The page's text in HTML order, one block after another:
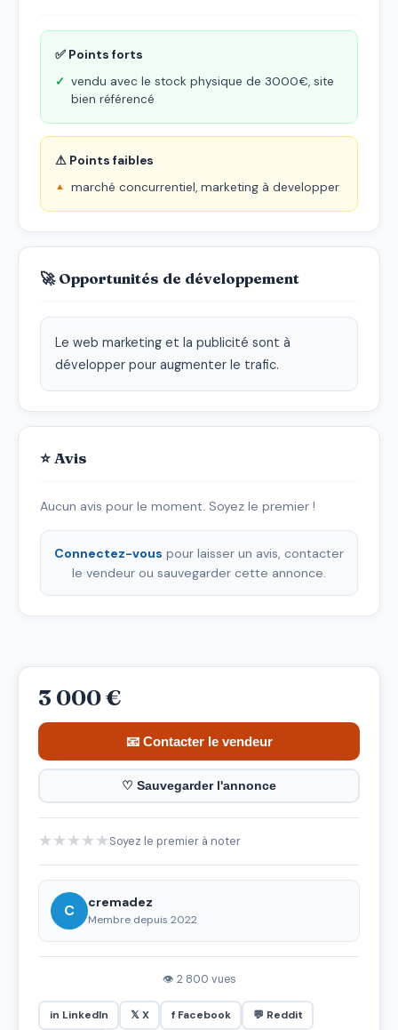
✅ Points forts
vendu avec le stock physique de 3000€, site
bien référencé
⚠ Points faibles
marché concurrentiel, marketing à developper
🚀 Opportunités de développement
Le web marketing et la publicité sont à
développer pour augmenter le trafic.
⭐ Avis
Aucun avis pour le moment. Soyez le premier !
Connectez-vous pour laisser un avis, contacter
le vendeur ou sauvegarder cette annonce.
3 000 €
📧 Contacter le vendeur
♡ Sauvegarder l'annonce
★★★★★Soyez le premier à noter
C cremadez
Membre depuis 2022
👁 2 800 vues
in LinkedIn 𝕏 X f Facebook 💬 Reddit